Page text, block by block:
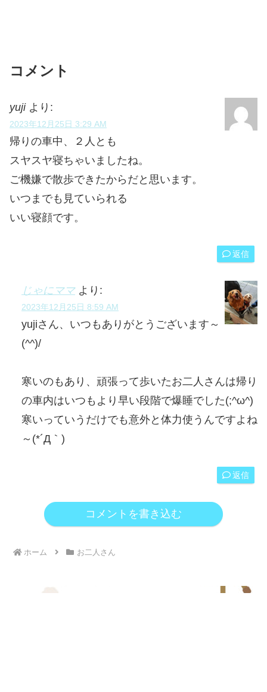
コメント
yuji より:
2023年12月25日 3:29 AM
帰りの車中、２人とも
スヤスヤ寝ちゃいましたね。
ご機嫌で散歩できたからだと思います。
いつまでも見ていられる
いい寝顔です。
返信
じゃにママ より:
2023年12月25日 8:59 AM
yujiさん、いつもありがとうございます～
(^^)/
寒いのもあり、頑張って歩いたお二人さんは帰り
の車内はいつもより早い段階で爆睡でした(;^ω^)
寒いっていうだけでも意外と体力使うんですよね
～(*´Д｀)
返信
コメントを書き込む
ホーム お二人さん